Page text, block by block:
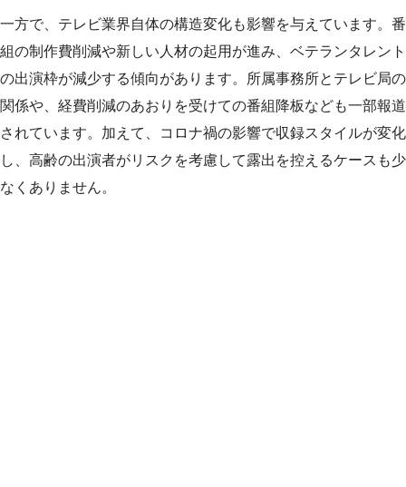
一方で、テレビ業界自体の構造変化も影響を与えています。番
組の制作費削減や新しい人材の起用が進み、ベテランタレント
の出演枠が減少する傾向があります。所属事務所とテレビ局の
関係や、経費削減のあおりを受けての番組降板なども一部報道
されています。加えて、コロナ禍の影響で収録スタイルが変化
し、高齢の出演者がリスクを考慮して露出を控えるケースも少
なくありません。